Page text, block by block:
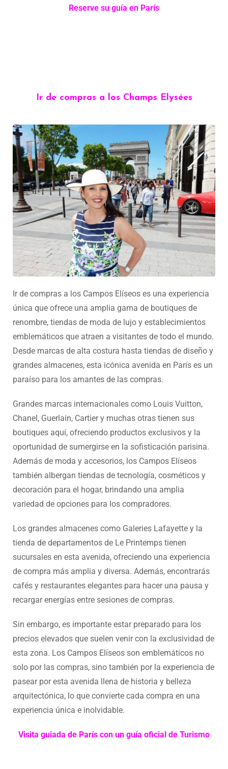
Reserve su guía en París
Ir de compras a los Champs Elysées
Ir de compras a los Campos Elíseos es una experiencia
única que ofrece una amplia gama de boutiques de
renombre, tiendas de moda de lujo y establecimientos
emblemáticos que atraen a visitantes de todo el mundo.
Desde marcas de alta costura hasta tiendas de diseño y
grandes almacenes, esta icónica avenida en París es un
paraíso para los amantes de las compras.
Grandes marcas internacionales como Louis Vuitton,
Chanel, Guerlain, Cartier y muchas otras tienen sus
boutiques aquí, ofreciendo productos exclusivos y la
oportunidad de sumergirse en la sofisticación parisina.
Además de moda y accesorios, los Campos Elíseos
también albergan tiendas de tecnología, cosméticos y
decoración para el hogar, brindando una amplia
variedad de opciones para los compradores.
Los grandes almacenes como Galeries Lafayette y la
tienda de departamentos de Le Printemps tienen
sucursales en esta avenida, ofreciendo una experiencia
de compra más amplia y diversa. Además, encontrarás
cafés y restaurantes elegantes para hacer una pausa y
recargar energías entre sesiones de compras.
Sin embargo, es importante estar preparado para los
precios elevados que suelen venir con la exclusividad de
esta zona. Los Campos Elíseos son emblemáticos no
solo por las compras, sino también por la experiencia de
pasear por esta avenida llena de historia y belleza
arquitectónica, lo que convierte cada compra en una
experiencia única e inolvidable.
Visita guiada de París con un guía oficial de Turismo